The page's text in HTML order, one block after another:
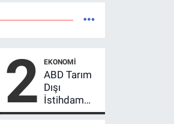
2 EKONOMI
ABD Tarım
Dışı
İstihdam
Verisi Altını